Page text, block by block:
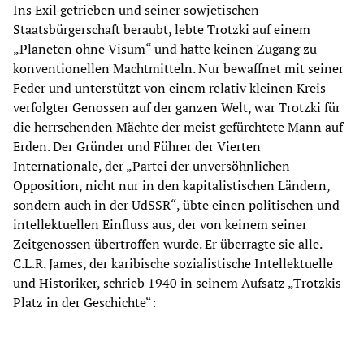
Ins Exil getrieben und seiner sowjetischen
Staatsbürgerschaft beraubt, lebte Trotzki auf einem
„Planeten ohne Visum“ und hatte keinen Zugang zu
konventionellen Machtmitteln. Nur bewaffnet mit seiner
Feder und unterstützt von einem relativ kleinen Kreis
verfolgter Genossen auf der ganzen Welt, war Trotzki für
die herrschenden Mächte der meist gefürchtete Mann auf
Erden. Der Gründer und Führer der Vierten
Internationale, der „Partei der unversöhnlichen
Opposition, nicht nur in den kapitalistischen Ländern,
sondern auch in der UdSSR“, übte einen politischen und
intellektuellen Einfluss aus, der von keinem seiner
Zeitgenossen übertroffen wurde. Er überragte sie alle.
C.L.R. James, der karibische sozialistische Intellektuelle
und Historiker, schrieb 1940 in seinem Aufsatz „Trotzkis
Platz in der Geschichte“: